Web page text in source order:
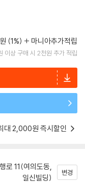
(1%) 마니아추가적립
이상 구매 시 2천원 추가 적립
대 2,000원 즉시할인
로 11(여의도동,
일신빌딩)
변경